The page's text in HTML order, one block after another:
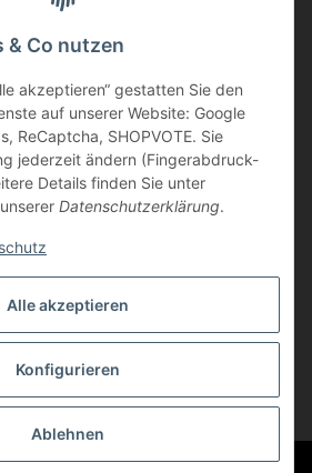
Produkten?
an:
USt., zzgl.Versand
© Printer-Express
& Co nutzen
akzeptieren“ gestatten Sie den
auf unserer Website: Google
ReCaptcha, SHOPVOTE. Sie
jederzeit ändern (Fingerabdruck-
Details finden Sie unter
Datenschutzerklärung.
Alle akzeptieren
Konfigurieren
Ablehnen